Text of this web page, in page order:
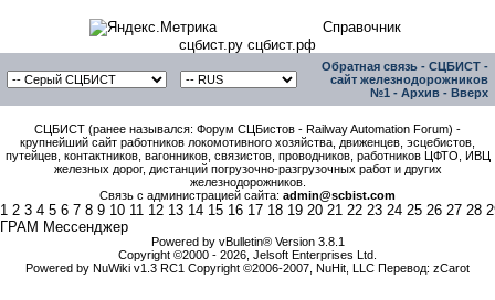
Справочник
сцбист.ру сцбист.рф
Обратная связь - СЦБИСТ -
сайт железнодорожников
№1 - Архив - Вверх
СЦБИСТ (ранее назывался: Форум СЦБистов - Railway Automation Forum) -
крупнейший сайт работников локомотивного хозяйства, движенцев, эсцебистов,
путейцев, контактников, вагонников, связистов, проводников, работников ЦФТО, ИВЦ
железных дорог, дистанций погрузочно-разгрузочных работ и других
железнодорожников.
Связь с администрацией сайта: admin@scbist.com
1 2 3 4 5 6 7 8 9 10 11 12 13 14 15 16 17 18 19 20 21 22 23 24 25 26 27 28
ГРАМ Мессенджер
Powered by vBulletin® Version 3.8.1
Copyright ©2000 - 2026, Jelsoft Enterprises Ltd.
Powered by NuWiki v1.3 RC1 Copyright ©2006-2007, NuHit, LLC Перевод: zCarot